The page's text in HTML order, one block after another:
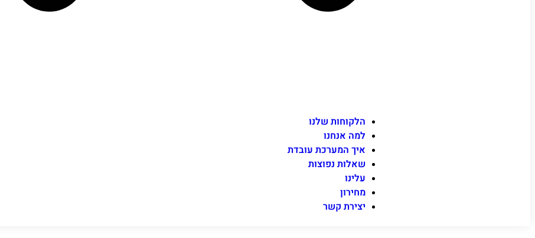
הלקוחות שלנו
למה אנחנו
איך המערכת עובדת
שאלות נפוצות
עלינו
מחירון
יצירת קשר